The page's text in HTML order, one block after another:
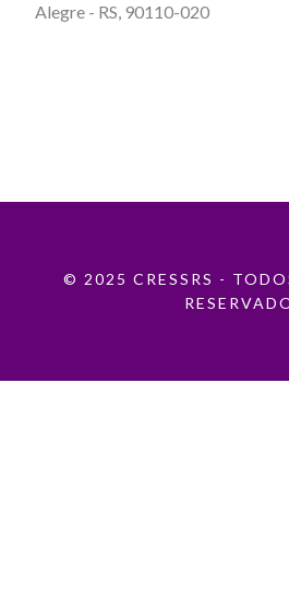
Alegre - RS, 90110-020
© 2025 CRESSRS -